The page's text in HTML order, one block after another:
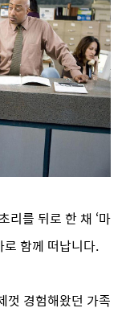
리를 뒤로 한 채 ‘마
로 함께 떠납니다.
껏 경험해왔던 가족